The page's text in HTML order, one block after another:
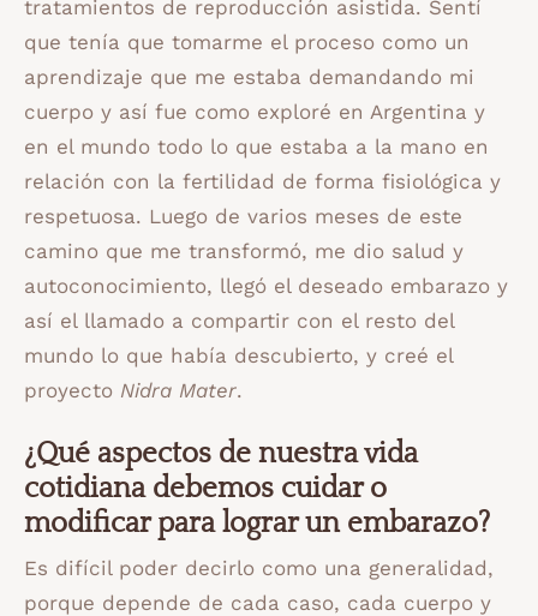
tratamientos de reproducción asistida. Sentí
que tenía que tomarme el proceso como un
aprendizaje que me estaba demandando mi
cuerpo y así fue como exploré en Argentina y
en el mundo todo lo que estaba a la mano en
relación con la fertilidad de forma fisiológica y
respetuosa. Luego de varios meses de este
camino que me transformó, me dio salud y
autoconocimiento, llegó el deseado embarazo y
así el llamado a compartir con el resto del
mundo lo que había descubierto, y creé el
proyecto Nidra Mater.
¿Qué aspectos de nuestra vida
cotidiana debemos cuidar o
modificar para lograr un embarazo?
Es difícil poder decirlo como una generalidad,
porque depende de cada caso, cada cuerpo y